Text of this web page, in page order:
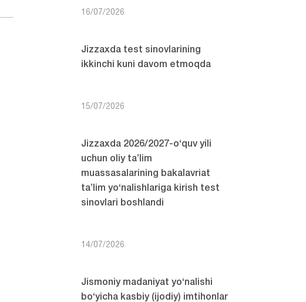
16/07/2026
Jizzaxda test sinovlarining
ikkinchi kuni davom etmoqda
15/07/2026
Jizzaxda 2026/2027-o‘quv yili
uchun oliy ta’lim
muassasalarining bakalavriat
ta’lim yo‘nalishlariga kirish test
sinovlari boshlandi
14/07/2026
Jismoniy madaniyat yo‘nalishi
bo‘yicha kasbiy (ijodiy) imtihonlar